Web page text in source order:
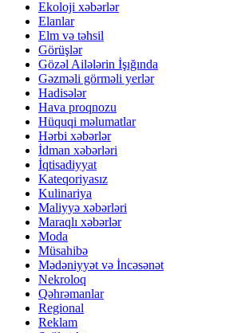
Ekoloji xəbərlər
Elanlar
Elm və təhsil
Görüşlər
Gözəl Ailələrin İşığında
Gəzməli görməli yerlər
Hadisələr
Hava proqnozu
Hüquqi məlumatlar
Hərbi xəbərlər
İdman xəbərləri
İqtisadiyyat
Kateqoriyasız
Kulinariya
Maliyyə xəbərləri
Maraqlı xəbərlər
Moda
Müsahibə
Mədəniyyət və İncəsənət
Nekroloq
Qəhrəmanlar
Regional
Reklam